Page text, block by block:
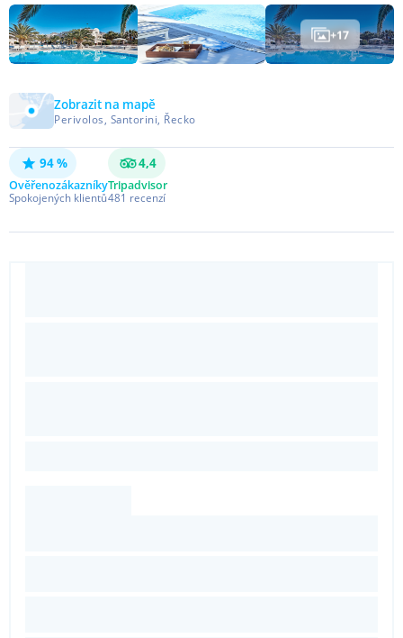
+17
Zobrazit na mapě
Perivolos, Santorini, Řecko
94 %
Ověřenozákazníky
Spokojených klientů
4,4
Tripadvisor
481 recenzí